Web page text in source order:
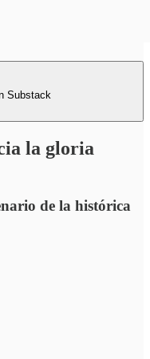
Substack
la gloria
de la histórica